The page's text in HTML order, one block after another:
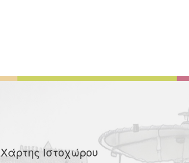
Χάρτης Ιστοχώρου